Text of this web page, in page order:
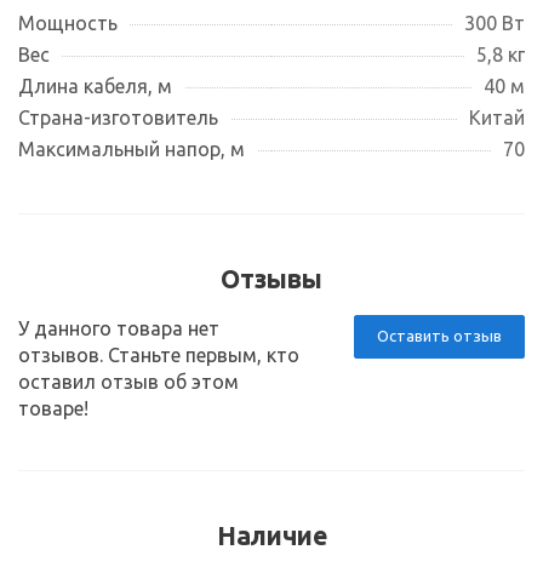
Мощность
300 Вт
Вес
5,8 кг
Длина кабеля, м
40 м
Страна-изготовитель
Китай
Максимальный напор, м
70
Отзывы
Оставить отзыв
У данного товара нет
отзывов. Станьте первым, кто
оставил отзыв об этом
товаре!
Наличие